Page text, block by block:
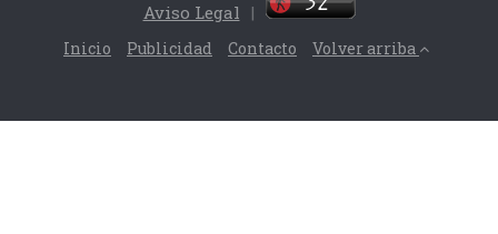
Aviso Legal |
Inicio Publicidad Contacto Volver arriba